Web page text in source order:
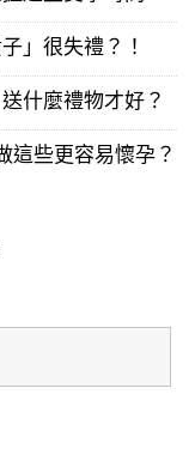
」很失禮？！
什麼禮物才好？
這些更容易懷孕？